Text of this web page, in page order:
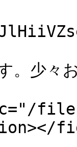
。少々
files/